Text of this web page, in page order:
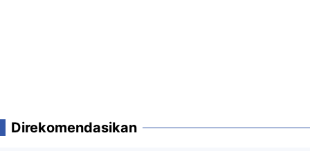
Direkomendasikan